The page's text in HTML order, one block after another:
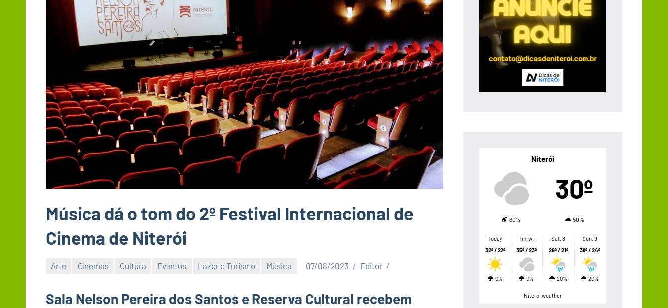
Música dá o tom do 2º Festival Internacional de
Cinema de Niterói
Arte Cinemas Cultura Eventos Lazer e Turismo Música 07/08/2023 Editor
Sala Nelson Pereira dos Santos e Reserva Cultural recebem
Niterói
30º
60% 50%
Today
32º / 22º
0%
Tmrw.
35º / 23º
0%
Sat. 8
29º / 21º
20%
Sun. 9
30º / 24º
20%
Niterói weather